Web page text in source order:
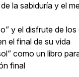
la sabiduría y el
y el disfrute de
el final de su vida
como un libro
final